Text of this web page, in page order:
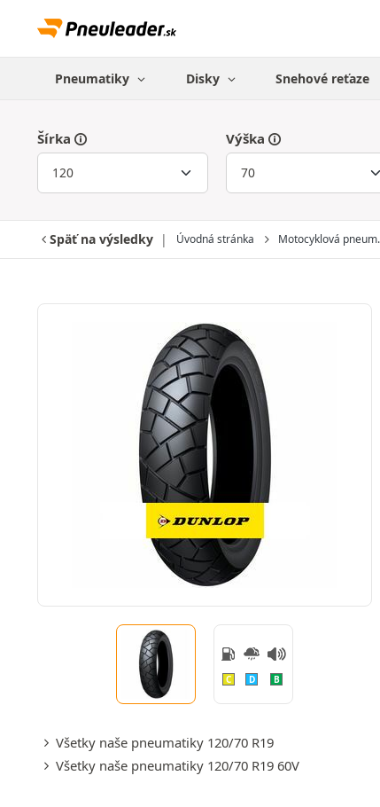
Pneumatiky Disky Snehové reťaze
Šírka Výška
Späť na výsledky Úvodná stránka Motocyklová
C D B
Všetky naše pneumatiky 120/70 R19
Všetky naše pneumatiky 120/70 R19 60V